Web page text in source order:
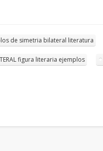
de simetria bilateral literatura
figura literaria ejemplos